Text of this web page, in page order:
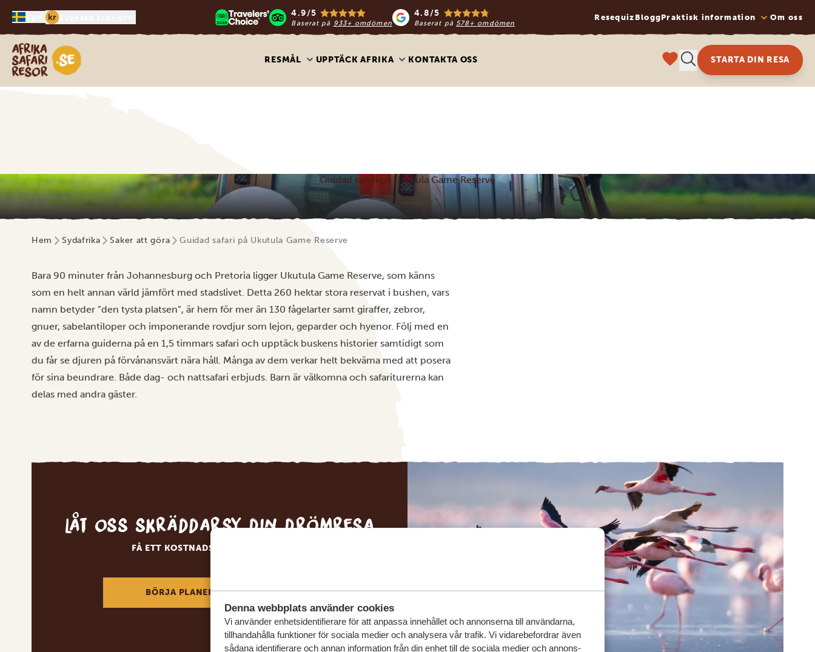
Denna webbplats använder cookies
Vi använder enhetsidentifierare för att anpassa innehållet och annonserna till användarna,
tillhandahålla funktioner för sociala medier och analysera vår trafik. Vi vidarebefordrar även
sådana identifierare och annan information från din enhet till de sociala medier och annons-
kr 4.9/5
Baserat på 933+ omdömen
4.8/5
Baserat på 578+ omdömen
Resequiz BloggPraktisk information Om oss
Safari-resor i Afrika
RESMÅL UPPTÄCK AFRIKA KONTAKTA OSS STARTA DIN RESA
Guidad safari på Ukutula Game Reserve
Hem Sydafrika Saker att göra Guidad safari på Ukutula Game Reserve
Bara 90 minuter från Johannesburg och Pretoria ligger Ukutula Game Reserve, som känns
som en helt annan värld jämfört med stadslivet. Detta 260 hektar stora reservat i bushen, vars
namn betyder ”den tysta platsen”, är hem för mer än 130 fågelarter samt giraffer, zebror,
gnuer, sabelantiloper och imponerande rovdjur som lejon, geparder och hyenor. Följ med en
av de erfarna guiderna på en 1,5 timmars safari och upptäck buskens historier samtidigt som
du får se djuren på förvånansvärt nära håll. Många av dem verkar helt bekväma med att posera
för sina beundrare. Både dag- och nattsafari erbjuds. Barn är välkomna och safariturerna kan
delas med andra gäster.
Låt oss skräddarsy din drömresa
FÅ ETT KOSTNADSFRITT RESEFÖRSLAG
BÖRJA PLANERA DIN DRÖMRESA